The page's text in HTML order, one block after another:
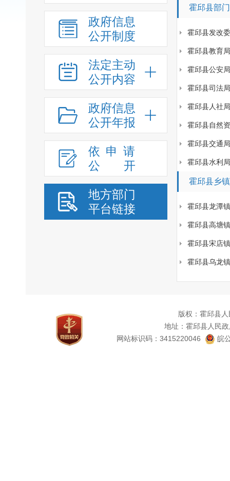
政府信息
公开制度
法定主动
公开内容
政府信息
公开年报
依申请
公
开
地方部门
平台链接
霍邱县部
霍邱县发改委
霍邱县教育局
霍邱县公安局
霍邱县司法局
霍邱县人社局
霍邱县自然
霍邱县交通局
霍邱县水利局
霍邱县乡
霍邱县龙潭镇
霍邱县高塘镇
霍邱县宋店镇
霍邱县乌龙镇
版权：霍邱县
地址：霍邱县人民
网站标识码：3415220046
皖